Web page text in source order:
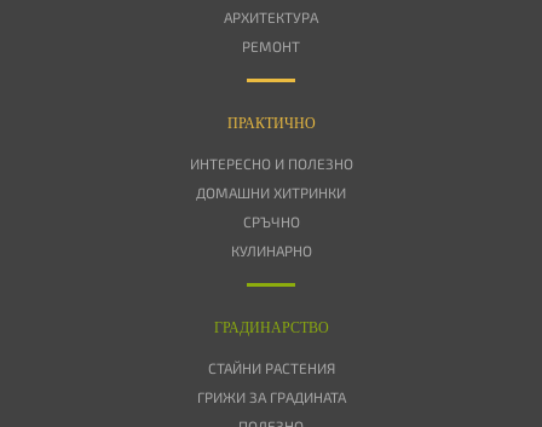
АРХИТЕКТУРА
РЕМОНТ
ПРАКТИЧНО
ИНТЕРЕСНО И ПОЛЕЗНО
ДОМАШНИ ХИТРИНКИ
СРЪЧНО
КУЛИНАРНО
ГРАДИНАРСТВО
СТАЙНИ РАСТЕНИЯ
ГРИЖИ ЗА ГРАДИНАТА